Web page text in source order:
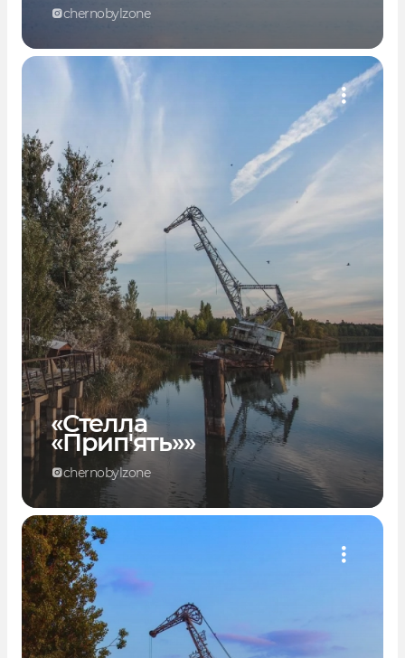
chernobylzone
«Стелла
«Прип'ять»»
chernobylzone